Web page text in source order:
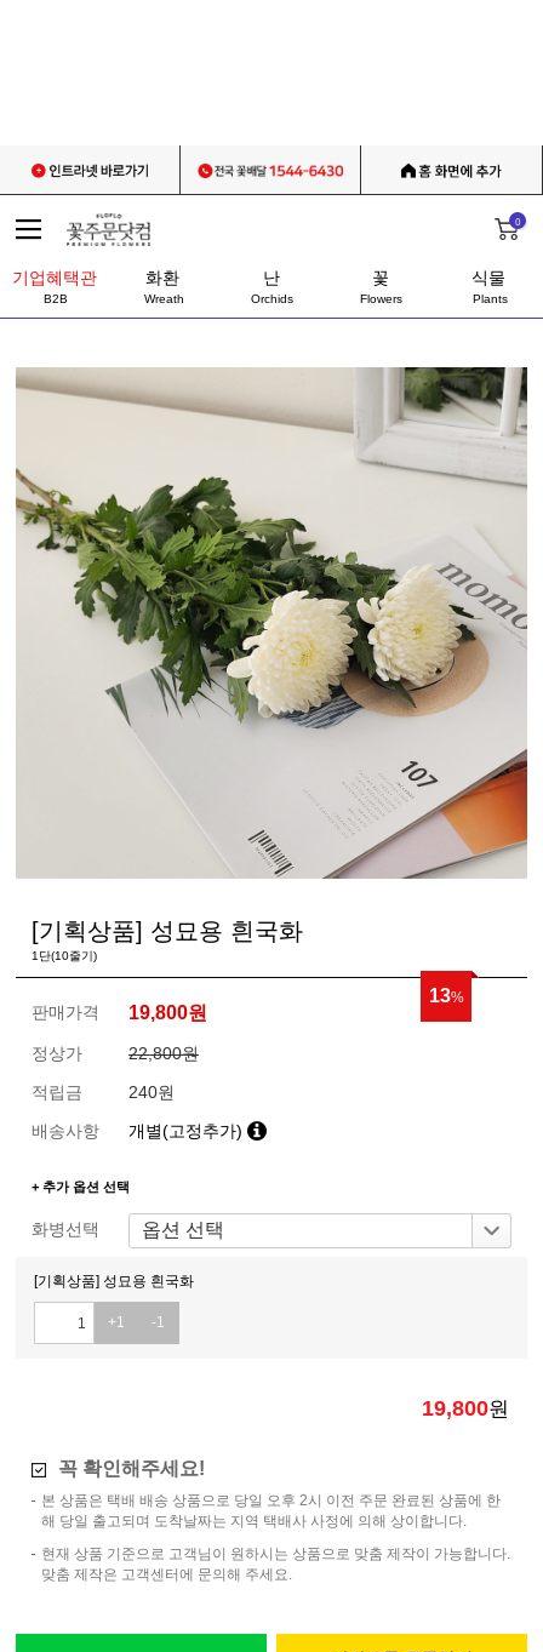
0
기업혜택관
B2B
화환
Wreath
난
Orchids
꽃
Flowers
식물
Plants
[기획상품] 성묘용 흰국화
1단(10줄기)
13%
판매가격 19,800원
정상가
22,800원
적립금
240원
배송사항
개별(고정추가)
+ 추가 옵션 선택
화병선택
[기획상품] 성묘용 흰국화
+1 -1
19,800원
꼭 확인해주세요!
본 상품은 택배 배송 상품으로 당일 오후 2시 이전 주문 완료된 상품에 한
해 당일 출고되며 도착날짜는 지역 택배사 사정에 의해 상이합니다.
현재 상품 기준으로 고객님이 원하시는 상품으로 맞춤 제작이 가능합니다.
맞춤 제작은 고객센터에 문의해 주세요.